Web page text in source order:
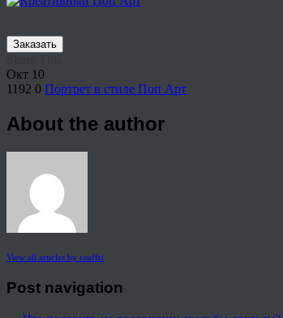
Заказать
Окт 10
1192 0 Портрет в стиле Поп Арт
About the author
View all articles by rauffri
Post navigation